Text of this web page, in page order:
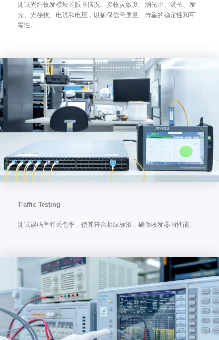
测试光纤收发模块的眼图情况、接收灵敏度、消光比、波长、发
光、光接收、电流和电压，以确保信号质量、传输的稳定性和可
靠性。
Traffic Testing
测试误码率和丢包率，使其符合相应标准，确保收发器的性能。